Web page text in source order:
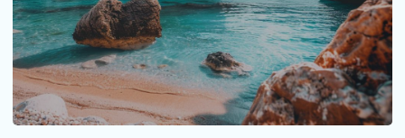
La Crète, perle de la mer Méditerranée, est une
destination idéale pour...
LIRE LA SUITE